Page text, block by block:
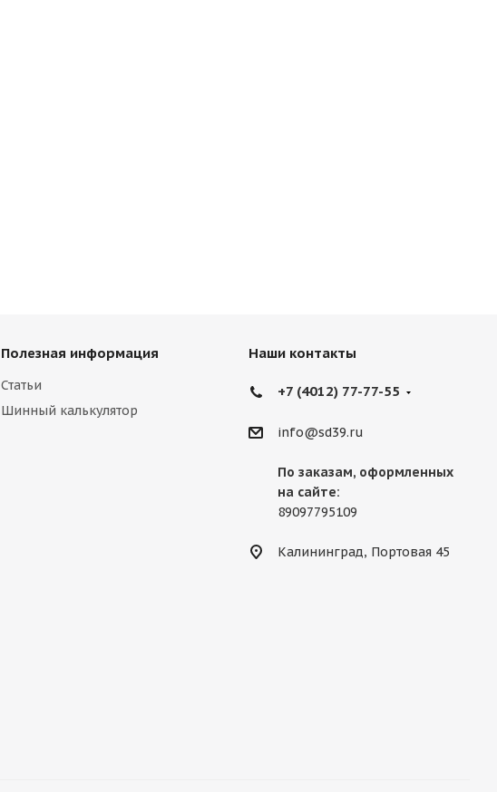
Полезная информация
Статьи
Шинный калькулятор
Наши контакты
+7 (4012) 77-77-55
info@sd39.ru
По заказам, оформленных
на сайте:
89097795109
Калининград, Портовая 45